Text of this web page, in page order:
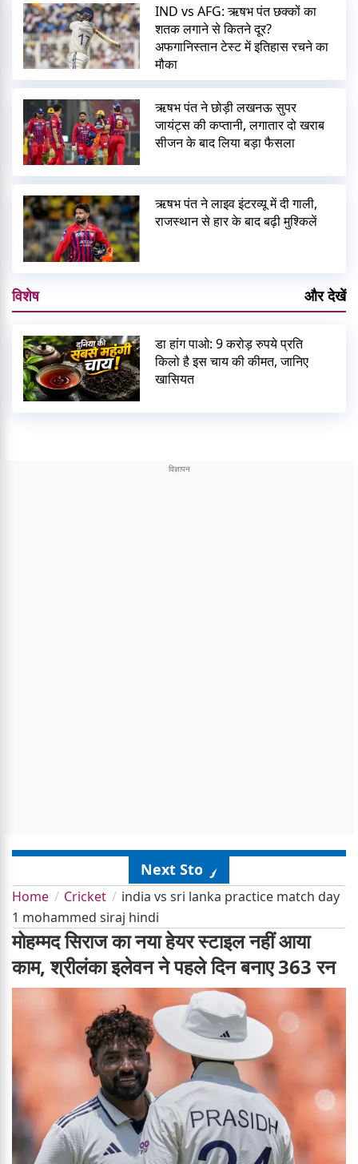
IND vs AFG: ऋषभ पंत छक्कों का
शतक लगाने से कितने दूर?
अफगानिस्तान टेस्ट में इतिहास रचने का
मौका
ऋषभ पंत ने छोड़ी लखनऊ सुपर
जायंट्स की कप्तानी, लगातार दो खराब
सीजन के बाद लिया बड़ा फैसला
ऋषभ पंत ने लाइव इंटरव्यू में दी गाली,
राजस्थान से हार के बाद बढ़ी मुश्किलें
विशेष और देखें
डा हांग पाओ: 9 करोड़ रुपये प्रति
किलो है इस चाय की कीमत, जानिए
खासियत
Next Story
Home Cricket
india vs sri lanka practice match day
1 mohammed siraj hindi
मोहम्मद सिराज का नया हेयर स्टाइल नहीं आया
काम, श्रीलंका इलेवन ने पहले दिन बनाए 363 रन